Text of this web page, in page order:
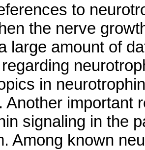
to
the nerve
large amount of
in
Another important
signaling in the
Among known